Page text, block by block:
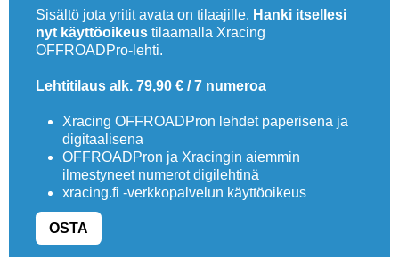
Sisältö jota yritit avata on tilaajille. Hanki itsellesi
nyt käyttöoikeus tilaamalla Xracing
OFFROADPro-lehti.
Lehtitilaus alk. 79,90 € / 7 numeroa
Xracing OFFROADPron lehdet paperisena ja
digitaalisena
OFFROADPron ja Xracingin aiemmin
ilmestyneet numerot digilehtinä
xracing.fi -verkkopalvelun käyttöoikeus
OSTA